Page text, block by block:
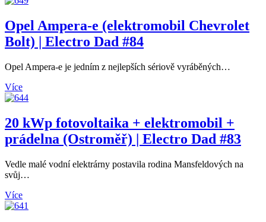
Opel Ampera-e (elektromobil Chevrolet
Bolt) | Electro Dad #84
Opel Ampera-e je jedním z nejlepších sériově vyráběných…
Více
20 kWp fotovoltaika + elektromobil +
prádelna (Ostroměř) | Electro Dad #83
Vedle malé vodní elektrárny postavila rodina Mansfeldových na
svůj…
Více